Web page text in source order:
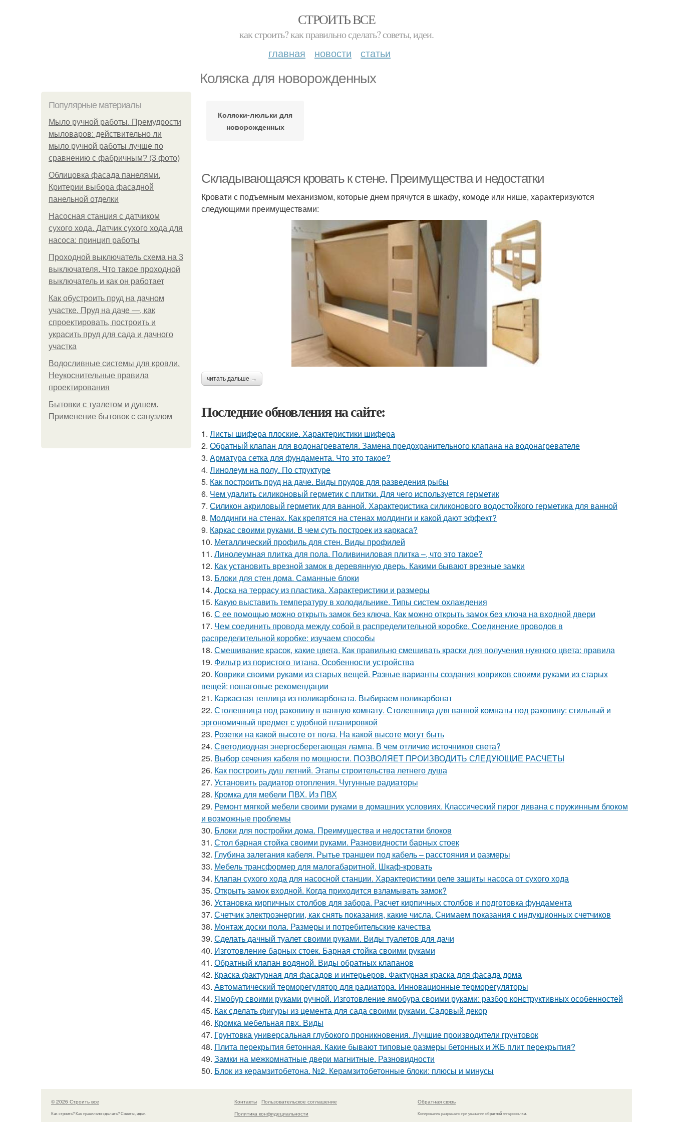
СТРОИТЬ ВСЕ
как строить? как правильно сделать? советы, идеи.
главная новости статьи
Коляска для новорожденных
Популярные материалы
Мыло ручной работы. Премудрости
мыловаров: действительно ли
мыло ручной работы лучше по
сравнению с фабричным? (3 фото)
Облицовка фасада панелями.
Критерии выбора фасадной
панельной отделки
Насосная станция с датчиком
сухого хода. Датчик сухого хода для
насоса: принцип работы
Проходной выключатель схема на 3
выключателя. Что такое проходной
выключатель и как он работает
Как обустроить пруд на дачном
участке. Пруд на даче —, как
спроектировать, построить и
украсить пруд для сада и дачного
участка
Водосливные системы для кровли.
Неукоснительные правила
проектирования
Бытовки с туалетом и душем.
Применение бытовок с санузлом
Коляски-люльки для
новорожденных
Складывающаяся кровать к стене. Преимущества и недостатки
Кровати с подъемным механизмом, которые днем прячутся в шкафу, комоде или нише, характеризуются
следующими преимуществами:
читать дальше →
Последние обновления на сайте:
1. Листы шифера плоские. Характеристики шифера
2. Обратный клапан для водонагревателя. Замена предохранительного клапана на водонагревателе
3. Арматура сетка для фундамента. Что это такое?
4. Линолеум на полу. По структуре
5. Как построить пруд на даче. Виды прудов для разведения рыбы
6. Чем удалить силиконовый герметик с плитки. Для чего используется герметик
7. Силикон акриловый герметик для ванной. Характеристика силиконового водостойкого герметика для ванной
8. Молдинги на стенах. Как крепятся на стенах молдинги и какой дают эффект?
9. Каркас своими руками. В чем суть построек из каркаса?
10. Металлический профиль для стен. Виды профилей
11. Линолеумная плитка для пола. Поливиниловая плитка –, что это такое?
12. Как установить врезной замок в деревянную дверь. Какими бывают врезные замки
13. Блоки для стен дома. Саманные блоки
14. Доска на террасу из пластика. Характеристики и размеры
15. Какую выставить температуру в холодильнике. Типы систем охлаждения
16. С ее помощью можно открыть замок без ключа. Как можно открыть замок без ключа на входной двери
17. Чем соединить провода между собой в распределительной коробке. Соединение проводов в
распределительной коробке: изучаем способы
18. Смешивание красок, какие цвета. Как правильно смешивать краски для получения нужного цвета: правила
19. Фильтр из пористого титана. Особенности устройства
20. Коврики своими руками из старых вещей. Разные варианты создания ковриков своими руками из старых
вещей: пошаговые рекомендации
21. Каркасная теплица из поликарбоната. Выбираем поликарбонат
22. Столешница под раковину в ванную комнату. Столешница для ванной комнаты под раковину: стильный и
эргономичный предмет с удобной планировкой
23. Розетки на какой высоте от пола. На какой высоте могут быть
24. Светодиодная энергосберегающая лампа. В чем отличие источников света?
25. Выбор сечения кабеля по мощности. ПОЗВОЛЯЕТ ПРОИЗВОДИТЬ СЛЕДУЮЩИЕ РАСЧЕТЫ
26. Как построить душ летний. Этапы строительства летнего душа
27. Установить радиатор отопления. Чугунные радиаторы
28. Кромка для мебели ПВХ. Из ПВХ
29. Ремонт мягкой мебели своими руками в домашних условиях. Классический пирог дивана с пружинным блоком
и возможные проблемы
30. Блоки для постройки дома. Преимущества и недостатки блоков
31. Стол барная стойка своими руками. Разновидности барных стоек
32. Глубина залегания кабеля. Рытье траншеи под кабель – расстояния и размеры
33. Мебель трансформер для малогабаритной. Шкаф-кровать
34. Клапан сухого хода для насосной станции. Характеристики реле защиты насоса от сухого хода
35. Открыть замок входной. Когда приходится взламывать замок?
36. Установка кирпичных столбов для забора. Расчет кирпичных столбов и подготовка фундамента
37. Счетчик электроэнергии, как снять показания, какие числа. Снимаем показания с индукционных счетчиков
38. Монтаж доски пола. Размеры и потребительские качества
39. Сделать дачный туалет своими руками. Виды туалетов для дачи
40. Изготовление барных стоек. Барная стойка своими руками
41. Обратный клапан водяной. Виды обратных клапанов
42. Краска фактурная для фасадов и интерьеров. Фактурная краска для фасада дома
43. Автоматический терморегулятор для радиатора. Инновационные терморегуляторы
44. Ямобур своими руками ручной. Изготовление ямобура своими руками: разбор конструктивных особенностей
45. Как сделать фигуры из цемента для сада своими руками. Садовый декор
46. Кромка мебельная пвх. Виды
47. Грунтовка универсальная глубокого проникновения. Лучшие производители грунтовок
48. Плита перекрытия бетонная. Какие бывают типовые размеры бетонных и ЖБ плит перекрытия?
49. Замки на межкомнатные двери магнитные. Разновидности
50. Блок из керамзитобетона. №2. Керамзитобетонные блоки: плюсы и минусы
© 2026 Строить все
Как строить? Как правильно сделать? Советы, идеи.
Контакты
Пользовательское соглашение
Политика конфидециальности
Обратная связь
Копирование разрешено при указании обратной гиперссылки.